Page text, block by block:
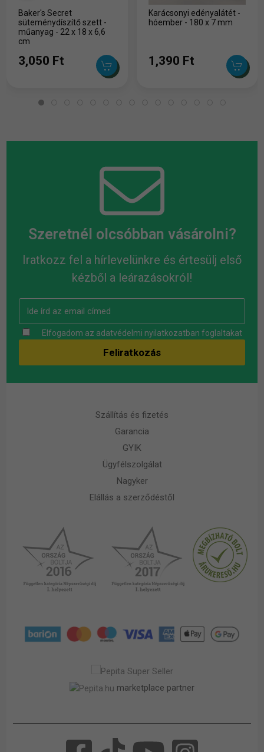
Baker's Secret
süteménydíszítő szett -
műanyag - 22 x 18 x 6,6
cm
3,050 Ft
Karácsonyi edényalátét -
hóember - 180 x 7 mm
1,390 Ft
Szeretnél olcsóbban vásárolni?
Iratkozz fel a hírlevelünkre és értesülj első
kézből a leárazásokról!
Elfogadom az adatvédelmi nyilatkozatban foglaltakat
Szállítás és fizetés
Garancia
GYIK
Ügyfélszolgálat
Nagyker
Elállás a szerződéstől
marketplace partner